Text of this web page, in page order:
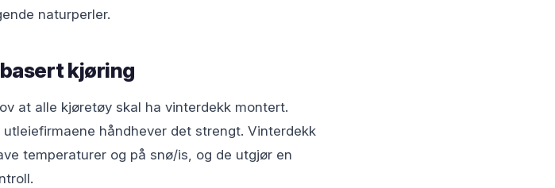
naturperler.
kjøring
at alle kjøretøy skal ha vinterdekk montert.
håndhever det strengt. Vinterdekk
temperaturer og på snø/is, og de utgjør en